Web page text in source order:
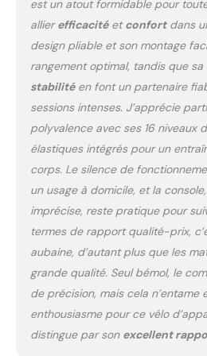
heures
【
L’écran
temps
mieux
【
est un atout formidable pour
allierefficacitéetconfortdans
design pliable et son montage
rangement optimal, tandis que
stabilitéen font un partenaire
sessions intenses. J’apprécie
polyvalence avec ses 16 niveaux
élastiques intégrés pour un
corps. Le silence de
un usage à domicile, et la
imprécise, reste pratique pour
termes de rapport qualité-prix,
aubaine, d’autant plus que les
grande qualité. Seul bémol, le
de précision, mais cela n’entame
enthousiasme pour ce vélo
distingue par son excellent